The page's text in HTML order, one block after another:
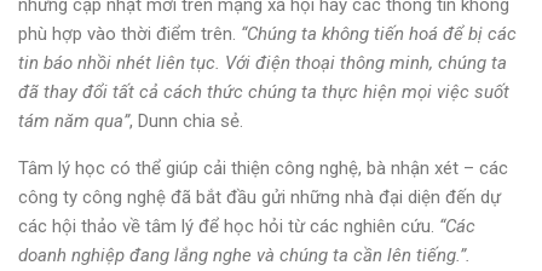
những cập nhật mới trên mạng xã hội hay các thông tin không
phù hợp vào thời điểm trên. “Chúng ta không tiến hoá để bị các
tin báo nhồi nhét liên tục. Với điện thoại thông minh, chúng ta
đã thay đổi tất cả cách thức chúng ta thực hiện mọi việc suốt
tám năm qua”, Dunn chia sẻ.
Tâm lý học có thể giúp cải thiện công nghệ, bà nhận xét – các
công ty công nghệ đã bắt đầu gửi những nhà đại diện đến dự
các hội thảo về tâm lý để học hỏi từ các nghiên cứu. “Các
doanh nghiệp đang lắng nghe và chúng ta cần lên tiếng.”.